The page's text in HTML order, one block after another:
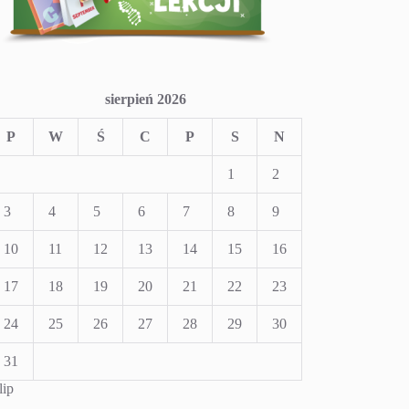
sierpień 2026
P W Ś C P S N
1 2
3 4 5 6 7 8 9
10 11 12 13 14 15 16
17 18 19 20 21 22 23
24 25 26 27 28 29 30
31